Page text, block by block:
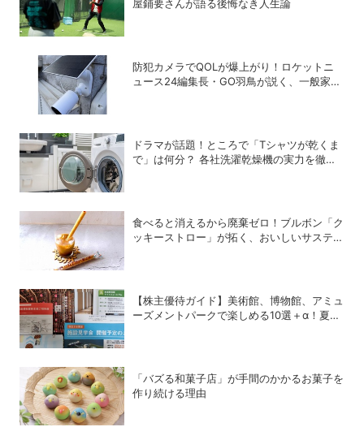
屋鋪要さんが語る後悔なき人生論
防犯カメラでQOLが爆上がり！ロケットニ
ュース24編集長・GO羽鳥が説く、一般家庭
ドラマが話題！ところで「Tシャツが乾くま
で」は何分？ 各社洗濯乾燥機の実力を徹底
食べると消えるから廃棄ゼロ！ブルボン「ク
ッキーストロー」が拓く、おいしいサステナ
【株主優待ガイド】美術館、博物館、アミュ
ーズメントパークで楽しめる10選＋α！夏休
「バズる和菓子店」が手間のかかるお菓子を
作り続ける理由